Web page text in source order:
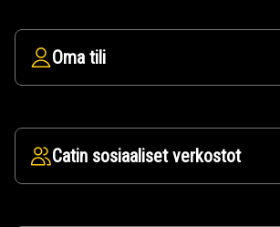
Oma tili
Catin sosiaaliset verkostot